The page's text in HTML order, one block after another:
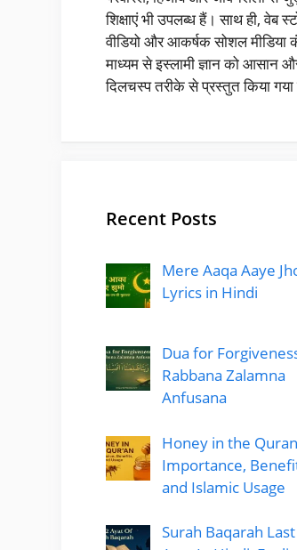
शिक्षाएं भी उपलब्ध हैं। साथ ही, वेब
वीडियो और आकर्षक सोशल
माध्यम से इस्लामी ज्ञान को आसान
दिलचस्प तरीके से प्रस्तुत किया गया
Recent Posts
Mere Aaqa Aaye
Lyrics in Hindi
Dua for
Rabbana Zalamna
Anfusana
Honey in the
Importance,
and Islamic Usage
Surah Baqarah